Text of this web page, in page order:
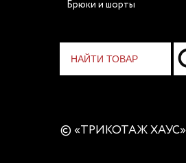
Брюки и шорты
© «ТРИКОТАЖ ХАУС»